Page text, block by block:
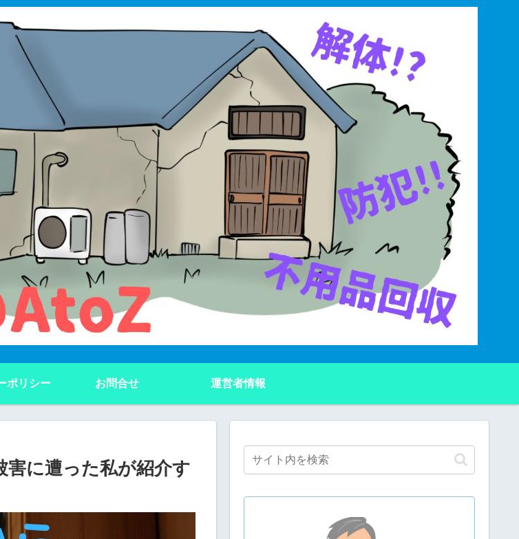
ポリシー お問合せ 運営者情報
害に遭った私が紹介す